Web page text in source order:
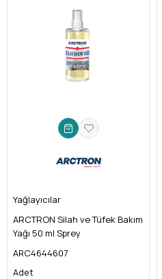
için kusursuz koruma.
Yağlayıcılar
ARCTRON Silah ve Tüfek Bakım
Yağı 50 ml Sprey
ARC4644607
Adet